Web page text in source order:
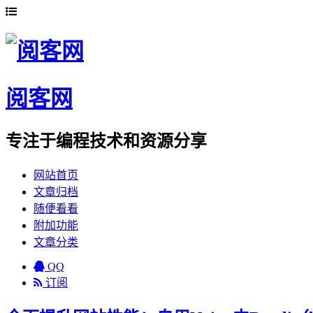
阅客网
专注于编程技术和资源分享
网站首页
文章归档
随便看看
附加功能
文章分类
QQ
订阅